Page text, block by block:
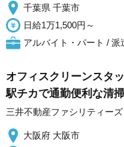
千葉県 千葉市
日給1万1,500円～
アルバイト・パート / 派
オフィスクリーンスタ
駅チカで通勤便利な清
三井不動産ファシリティー
大阪府 大阪市